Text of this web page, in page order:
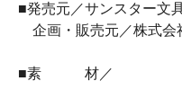
■発売元／サンスター文
企画・販売元／株式会
■素 材／